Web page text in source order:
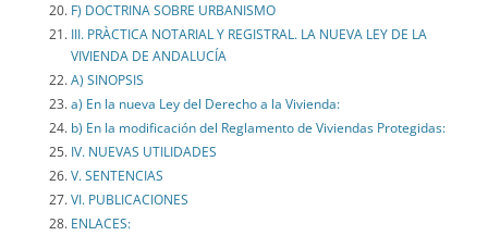
F) DOCTRINA SOBRE URBANISMO
III. PRÀCTICA NOTARIAL Y REGISTRAL. LA NUEVA LEY DE LA
VIVIENDA DE ANDALUCÍA
A) SINOPSIS
a) En la nueva Ley del Derecho a la Vivienda:
b) En la modificación del Reglamento de Viviendas Protegidas:
IV. NUEVAS UTILIDADES
V. SENTENCIAS
VI. PUBLICACIONES
ENLACES: